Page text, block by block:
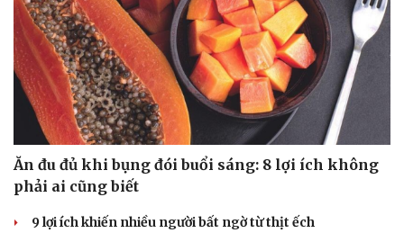
Ăn đu đủ khi bụng đói buổi sáng: 8 lợi ích không
phải ai cũng biết
9 lợi ích khiến nhiều người bất ngờ từ thịt ếch